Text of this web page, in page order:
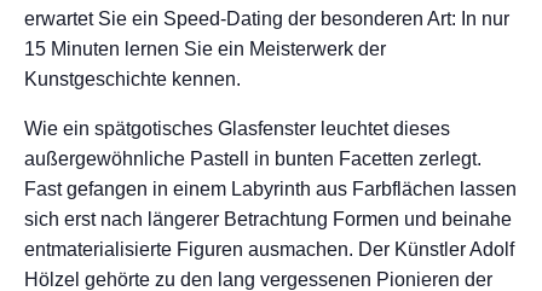
erwartet Sie ein Speed-Dating der besonderen Art: In nur
15 Minuten lernen Sie ein Meisterwerk der
Kunstgeschichte kennen.
Wie ein spätgotisches Glasfenster leuchtet dieses
außergewöhnliche Pastell in bunten Facetten zerlegt.
Fast gefangen in einem Labyrinth aus Farbflächen lassen
sich erst nach längerer Betrachtung Formen und beinahe
entmaterialisierte Figuren ausmachen. Der Künstler Adolf
Hölzel gehörte zu den lang vergessenen Pionieren der